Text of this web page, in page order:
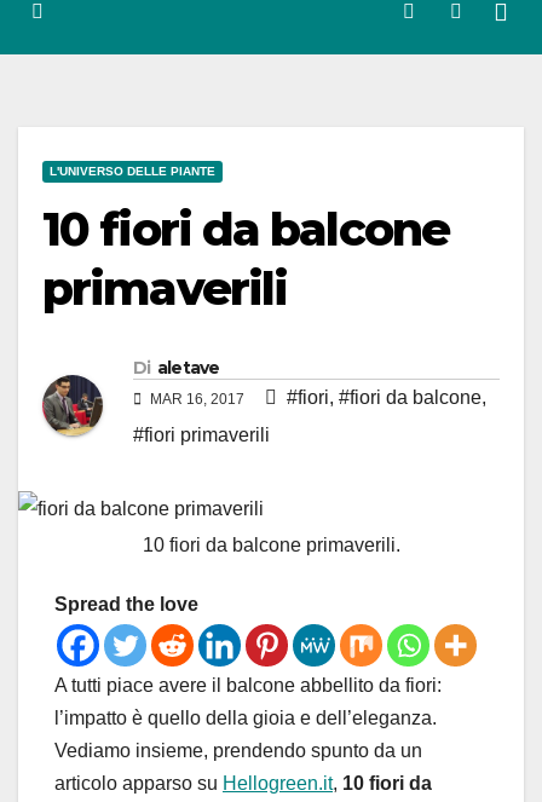
L'UNIVERSO DELLE PIANTE
10 fiori da balcone
primaverili
Di aletave
MAR 16, 2017 #fiori, #fiori da balcone,
#fiori primaverili
10 fiori da balcone primaverili.
Spread the love
A tutti piace avere il balcone abbellito da fiori:
l’impatto è quello della gioia e dell’eleganza.
Vediamo insieme, prendendo spunto da un
articolo apparso su Hellogreen.it, 10 fiori da